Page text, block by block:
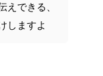
えできる、
しますよ